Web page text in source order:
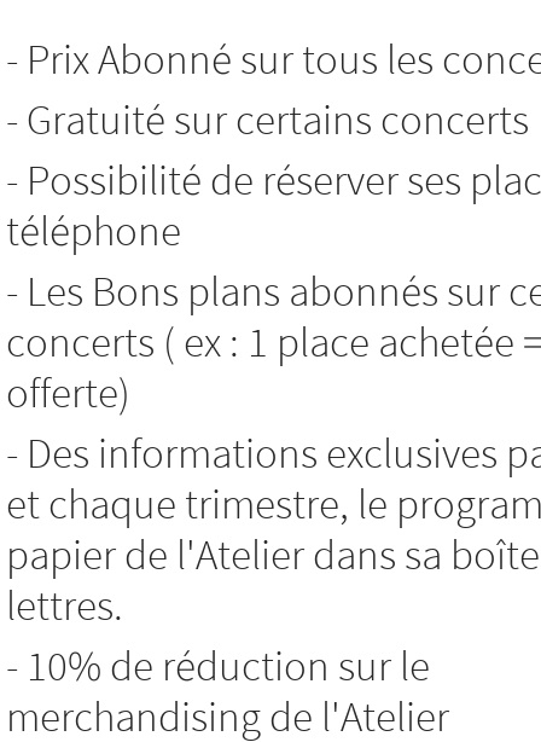
- Prix Abonné sur tous les
- Gratuité sur certains concerts
- Possibilité de réserver ses
téléphone
- Les Bons plans abonnés sur
concerts ( ex : 1 place achetée
offerte)
- Des informations exclusives
et chaque trimestre, le
papier de l'Atelier dans sa
lettres.
- 10% de réduction sur le
merchandising de l'Atelier